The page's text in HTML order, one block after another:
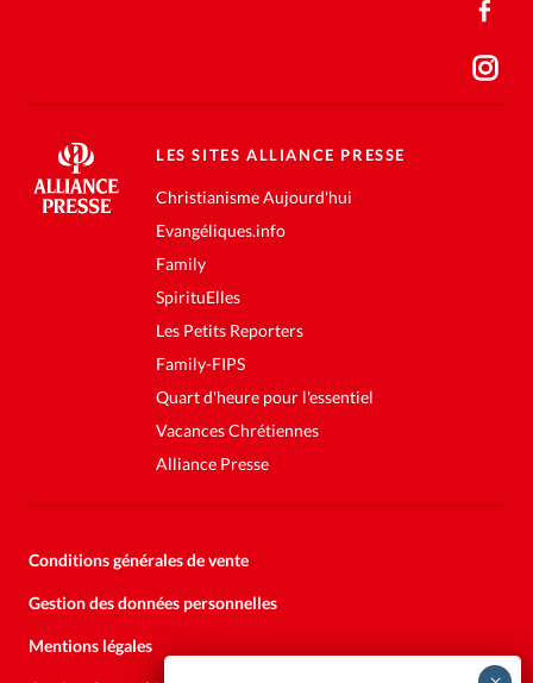
LES SITES ALLIANCE PRESSE
Christianisme Aujourd'hui
Evangéliques.info
Family
SpirituElles
Les Petits Reporters
Family-FIPS
Quart d'heure pour l'essentiel
Vacances Chrétiennes
Alliance Presse
Conditions générales de vente
Gestion des données personnelles
Mentions légales